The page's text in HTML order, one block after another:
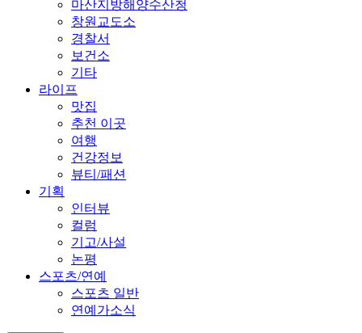
마산지방해양수산청
창원교도소
경찰서
보건소
기타
라이프
맛집
추천 이곳
여행
건강정보
뷰티/패션
기획
인터뷰
컬럼
기고/사설
논평
스포츠/연예
스포츠 일반
연예가소식